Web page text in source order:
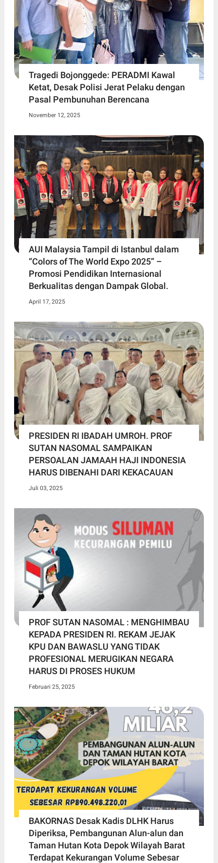
Tragedi Bojonggede: PERADMI Kawal
Ketat, Desak Polisi Jerat Pelaku dengan
Pasal Pembunuhan Berencana
November 12, 2025
AUI Malaysia Tampil di Istanbul dalam
“Colors of The World Expo 2025” –
Promosi Pendidikan Internasional
Berkualitas dengan Dampak Global.
April 17, 2025
PRESIDEN RI IBADAH UMROH. PROF
SUTAN NASOMAL SAMPAIKAN
PERSOALAN JAMAAH HAJI INDONESIA
HARUS DIBENAHI DARI KEKACAUAN
Juli 03, 2025
PROF SUTAN NASOMAL : MENGHIMBAU
KEPADA PRESIDEN RI. REKAM JEJAK
KPU DAN BAWASLU YANG TIDAK
PROFESIONAL MERUGIKAN NEGARA
HARUS DI PROSES HUKUM
Februari 25, 2025
BAKORNAS Desak Kadis DLHK Harus
Diperiksa, Pembangunan Alun-alun dan
Taman Hutan Kota Depok Wilayah Barat
Terdapat Kekurangan Volume Sebesar